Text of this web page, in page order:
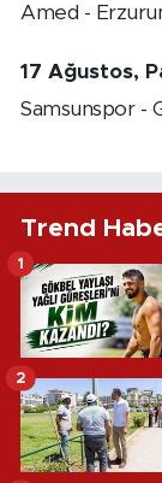
Amed -
17 Ağustos,
Samsunspor -
Trend
1
2